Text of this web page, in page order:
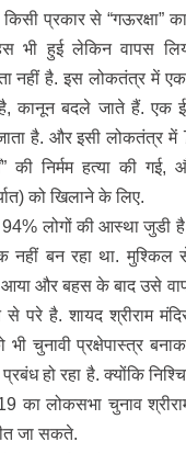
किसी प्रकार से “गऊरक्षा”
भी हुई लेकिन वापस
नहीं है. इस लोकतंत्र में
कानून बदले जाते हैं. एक
है. और इसी लोकतंत्र में
की निर्मम हत्या की
को खिलाने के लिए.
लोगों की आस्था जुडी
बन रहा था. मुश्किल
आया और बहस के बाद उसे
परे है. शायद श्रीराम मंदिर
भी चुनावी प्रक्षेपास्त्र
हो रहा है. क्योंकि
लोकसभा चुनाव श्रीराम
जा सकते.